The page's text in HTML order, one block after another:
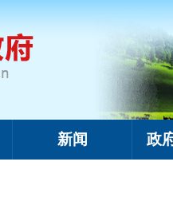
新闻 政